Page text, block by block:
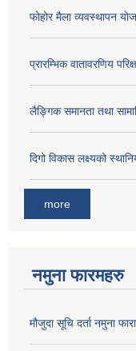
फोहोर मैला व्यवस्थापन
प्रारम्भिक वातावरणिय
लैङ्‍गिक समानता तथा
दिगो विकास लक्ष्यको
more
नमुना फारमहरु
मौजुदा सूचि दर्ता नमुना